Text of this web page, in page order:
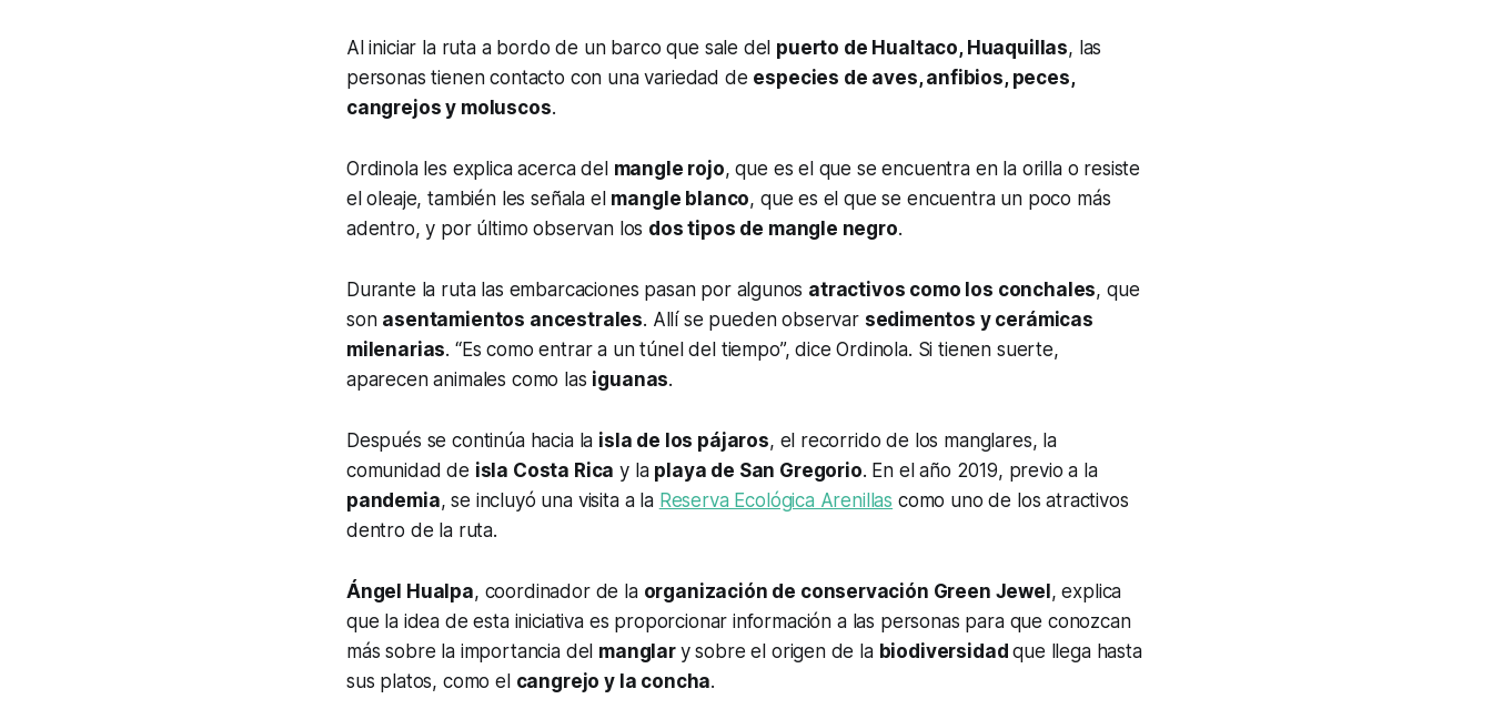
Al iniciar la ruta a bordo de un barco que sale del puerto de Hualtaco, Huaquillas, las
personas tienen contacto con una variedad de especies de aves, anfibios, peces,
cangrejos y moluscos.
Ordinola les explica acerca del mangle rojo, que es el que se encuentra en la orilla o resiste
el oleaje, también les señala el mangle blanco, que es el que se encuentra un poco más
adentro, y por último observan los dos tipos de mangle negro.
Durante la ruta las embarcaciones pasan por algunos atractivos como los conchales, que
son asentamientos ancestrales. Allí se pueden observar sedimentos y cerámicas
milenarias. “Es como entrar a un túnel del tiempo”, dice Ordinola. Si tienen suerte,
aparecen animales como las iguanas.
Después se continúa hacia la isla de los pájaros, el recorrido de los manglares, la
comunidad de isla Costa Rica y la playa de San Gregorio. En el año 2019, previo a la
pandemia, se incluyó una visita a la Reserva Ecológica Arenillas como uno de los atractivos
dentro de la ruta.
Ángel Hualpa, coordinador de la organización de conservación Green Jewel, explica
que la idea de esta iniciativa es proporcionar información a las personas para que conozcan
más sobre la importancia del manglar y sobre el origen de la biodiversidadque llega hasta
sus platos, como el cangrejo y la concha.